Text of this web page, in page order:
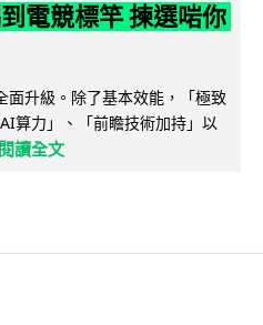
電競標竿 揀選啱你
面升級。除了基本效能，「極致
算力」、「前瞻技術加持」以
閱讀全文